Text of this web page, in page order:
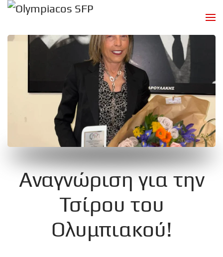
Αναγνώριση για την
Τσίρου του
Ολυμπιακού!